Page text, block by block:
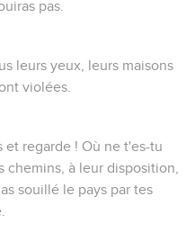
pas.
leurs yeux, leurs maisons
violées.
et regarde ! Où ne t'es-tu
chemins, à leur disposition,
souillé le pays par tes